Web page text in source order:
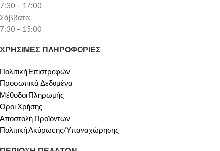
7:30 – 17:00
Σάββατο:
7:30 – 15:00
ΧΡΗΣΙΜΕΣ ΠΛΗΡΟΦΟΡΙΕΣ
Πολιτική Επιστροφών
Προσωπικά Δεδομένα
Μέθοδοι Πληρωμής
Όροι Χρήσης
Αποστολή Προϊόντων
Πολιτική Ακύρωσης/Υπαναχώρησης